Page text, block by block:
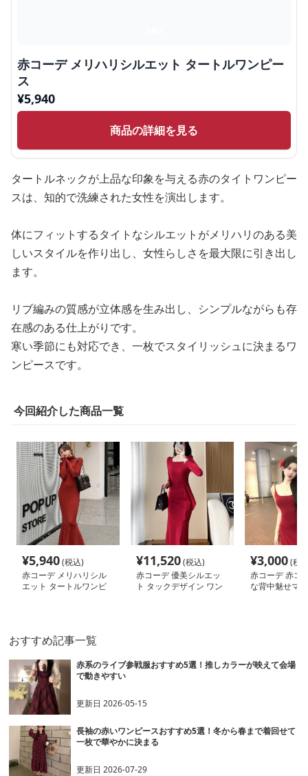
赤コーデ メリハリシルエット タートルワンピー
ス
¥5,940
商品の詳細を見る
タートルネックが上品な印象を与える赤のタイトワンピー
スは、知的で洗練された女性を演出します。
体にフィットするタイトなシルエットがメリハリのある美
しいスタイルを作り出し、女性らしさを最大限に引き出し
ます。
リブ編みの質感が立体感を生み出し、シンプルながらも存
在感のある仕上がりです。
寒い季節にも対応でき、一枚でスタイリッシュに決まるワ
ンピースです。
今回紹介した商品一覧
¥5,940(税込)
赤コーデ メリハリシル
エット タートルワンピ
¥11,520(税込)
赤コーデ 優美シルエッ
ト タックデザイン ワン
¥3,000(税
赤コーデ 赤コ
な背中魅せマ
おすすめ記事一覧
赤系のライブ参戦服おすすめ5選！推しカラーが映えて会場
で動きやすい
更新日2026-05-15
長袖の赤いワンピースおすすめ5選！冬から春まで着回せて
一枚で華やかに決まる
更新日2026-07-29